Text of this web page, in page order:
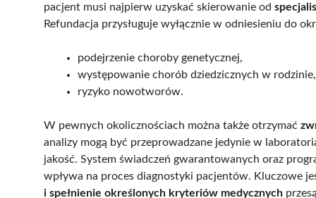
pacjent musi najpierw uzyskać skierowanie od
Refundacja przysługuje wyłącznie w odniesieniu do
podejrzenie choroby genetycznej,
występowanie chorób dziedzicznych w rodzinie,
ryzyko nowotworów.
W pewnych okolicznościach można także otrzymać
analizy mogą być przeprowadzane jedynie w
jakość. System świadczeń gwarantowanych oraz
wpływa na proces diagnostyki pacjentów. Kluczowe
i spełnienie określonych kryteriów medycznych